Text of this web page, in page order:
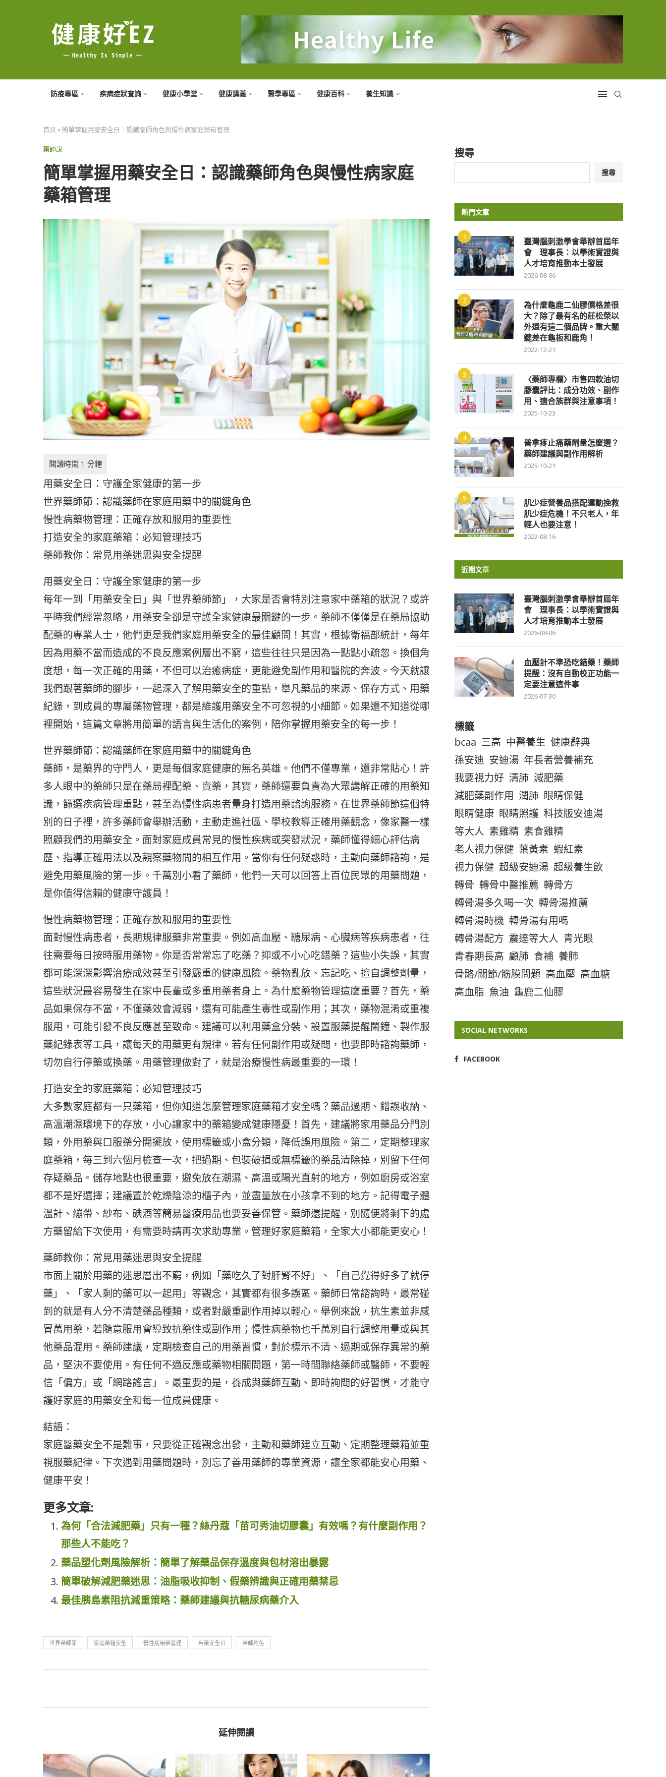
防疫專區 疾病症狀查詢 健康小學堂 健康講義 醫學專區 健康百科 養生知識
首頁 » 簡單掌握用藥安全日：認識藥師角色與慢性病家庭藥箱管理
藥師說
簡單掌握用藥安全日：認識藥師角色與慢性病家庭
藥箱管理
用藥安全日：守護全家健康的第一步
世界藥師節：認識藥師在家庭用藥中的關鍵角色
慢性病藥物管理：正確存放和服用的重要性
打造安全的家庭藥箱：必知管理技巧
藥師教你：常見用藥迷思與安全提醒
用藥安全日：守護全家健康的第一步
每年一到「用藥安全日」與「世界藥師節」，大家是否會特別注意家中藥箱的狀況？或許
平時我們經常忽略，用藥安全卻是守護全家健康最關鍵的一步。藥師不僅僅是在藥局協助
配藥的專業人士，他們更是我們家庭用藥安全的最佳顧問！其實，根據衛福部統計，每年
因為用藥不當而造成的不良反應案例層出不窮，這些往往只是因為一點點小疏忽。換個角
度想，每一次正確的用藥，不但可以治癒病症，更能避免副作用和醫院的奔波。今天就讓
我們跟著藥師的腳步，一起深入了解用藥安全的重點，舉凡藥品的來源、保存方式、用藥
紀錄，到成員的專屬藥物管理，都是維護用藥安全不可忽視的小細節。如果還不知道從哪
裡開始，這篇文章將用簡單的語言與生活化的案例，陪你掌握用藥安全的每一步！
世界藥師節：認識藥師在家庭用藥中的關鍵角色
藥師，是藥界的守門人，更是每個家庭健康的無名英雄。他們不僅專業，還非常貼心！許
多人眼中的藥師只是在藥局裡配藥、賣藥，其實，藥師還要負責為大眾講解正確的用藥知
識，篩選疾病管理重點，甚至為慢性病患者量身打造用藥諮詢服務。在世界藥師節這個特
別的日子裡，許多藥師會舉辦活動，主動走進社區、學校教導正確用藥觀念，像家醫一樣
照顧我們的用藥安全。面對家庭成員常見的慢性疾病或突發狀況，藥師懂得細心評估病
歷、指導正確用法以及觀察藥物間的相互作用。當你有任何疑惑時，主動向藥師諮詢，是
避免用藥風險的第一步。千萬別小看了藥師，他們一天可以回答上百位民眾的用藥問題，
是你值得信賴的健康守護員！
慢性病藥物管理：正確存放和服用的重要性
面對慢性病患者，長期規律服藥非常重要。例如高血壓、糖尿病、心臟病等疾病患者，往
往需要每日按時服用藥物。你是否常常忘了吃藥？抑或不小心吃錯藥？這些小失誤，其實
都可能深深影響治療成效甚至引發嚴重的健康風險。藥物亂放、忘記吃、擅自調整劑量，
這些狀況最容易發生在家中長輩或多重用藥者身上。為什麼藥物管理這麼重要？首先，藥
品如果保存不當，不僅藥效會減弱，還有可能產生毒性或副作用；其次，藥物混淆或重複
服用，可能引發不良反應甚至致命。建議可以利用藥盒分裝、設置服藥提醒鬧鐘、製作服
藥紀錄表等工具，讓每天的用藥更有規律。若有任何副作用或疑問，也要即時諮詢藥師，
切勿自行停藥或換藥。用藥管理做對了，就是治療慢性病最重要的一環！
打造安全的家庭藥箱：必知管理技巧
大多數家庭都有一只藥箱，但你知道怎麼管理家庭藥箱才安全嗎？藥品過期、錯誤收納、
高溫潮濕環境下的存放，小心讓家中的藥箱變成健康隱憂！首先，建議將家用藥品分門別
類，外用藥與口服藥分開擺放，使用標籤或小盒分類，降低誤用風險。第二，定期整理家
庭藥箱，每三到六個月檢查一次，把過期、包裝破損或無標籤的藥品清除掉，別留下任何
存疑藥品。儲存地點也很重要，避免放在潮濕、高溫或陽光直射的地方，例如廚房或浴室
都不是好選擇；建議置於乾燥陰涼的櫃子內，並盡量放在小孩拿不到的地方。記得電子體
溫計、繃帶、紗布、碘酒等簡易醫療用品也要妥善保管。藥師還提醒，別隨便將剩下的處
方藥留給下次使用，有需要時請再次求助專業。管理好家庭藥箱，全家大小都能更安心！
藥師教你：常見用藥迷思與安全提醒
市面上關於用藥的迷思層出不窮，例如「藥吃久了對肝腎不好」、「自己覺得好多了就停
藥」、「家人剩的藥可以一起用」等觀念，其實都有很多誤區。藥師日常諮詢時，最常碰
到的就是有人分不清楚藥品種類，或者對嚴重副作用掉以輕心。舉例來說，抗生素並非感
冒萬用藥，若隨意服用會導致抗藥性或副作用；慢性病藥物也千萬別自行調整用量或與其
他藥品混用。藥師建議，定期檢查自己的用藥習慣，對於標示不清、過期或保存異常的藥
品，堅決不要使用。有任何不適反應或藥物相關問題，第一時間聯絡藥師或醫師，不要輕
信「偏方」或「網路謠言」。最重要的是，養成與藥師互動、即時詢問的好習慣，才能守
護好家庭的用藥安全和每一位成員健康。
結語：
家庭醫藥安全不是難事，只要從正確觀念出發，主動和藥師建立互動、定期整理藥箱並重
視服藥紀律。下次遇到用藥問題時，別忘了善用藥師的專業資源，讓全家都能安心用藥、
健康平安！
更多文章:
為何「合法減肥藥」只有一種？絲丹蔻「苗可秀油切膠囊」有效嗎？有什麼副作用？
那些人不能吃？
藥品塑化劑風險解析：簡單了解藥品保存溫度與包材溶出暴露
簡單破解減肥藥迷思：油脂吸收抑制、假藥辨識與正確用藥禁忌
最佳胰島素阻抗減重策略：藥師建議與抗糖尿病藥介入
世界藥師節 家庭藥箱安全 慢性病用藥管理 用藥安全日 藥師角色
延伸閱讀
搜尋
搜尋
熱門文章
1
臺灣腦刺激學會舉辦首屆年
會 理事長：以學術實證與
人才培育推動本土發展
2026-08-06
2
為什麼龜鹿二仙膠價格差很
大？除了最有名的莊松榮以
外還有這二個品牌。重大關
鍵差在龜板和鹿角！
2022-12-21
3
〈藥師專欄〉市售四款油切
膠囊評比：成分功效、副作
用、適合族群與注意事項！
2025-10-23
4
普拿疼止痛藥劑量怎麼選？
藥師建議與副作用解析
2025-10-21
5
肌少症營養品搭配運動挽救
肌少症危機！不只老人，年
輕人也要注意！
2022-08-16
近期文章
臺灣腦刺激學會舉辦首屆年
會 理事長：以學術實證與
人才培育推動本土發展
2026-08-06
血壓計不準恐吃錯藥！藥師
提醒：沒有自動校正功能一
定要注意這件事
2026-07-30
標籤
bcaa 三高 中醫養生 健康辭典
孫安迪 安迪湯 年長者營養補充
我要視力好 清肺 減肥藥
減肥藥副作用 潤肺 眼睛保健
眼睛健康 眼睛照護 科技版安迪湯
等大人 素雞精 素食雞精
老人視力保健 葉黃素 蝦紅素
視力保健 超級安迪湯 超級養生飲
轉骨 轉骨中醫推薦 轉骨方
轉骨湯多久喝一次 轉骨湯推薦
轉骨湯時機 轉骨湯有用嗎
轉骨湯配方 震達等大人 青光眼
青春期長高 顧肺 食補 養肺
骨骼/關節/筋膜問題 高血壓 高血糖
高血脂 魚油 龜鹿二仙膠
SOCIAL NETWORKS
FACEBOOK